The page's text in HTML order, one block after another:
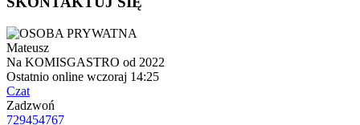
Mateusz
Na KOMISGASTRO od 2022
Ostatnio online wczoraj 14:25
Czat
Zadzwoń
729454767